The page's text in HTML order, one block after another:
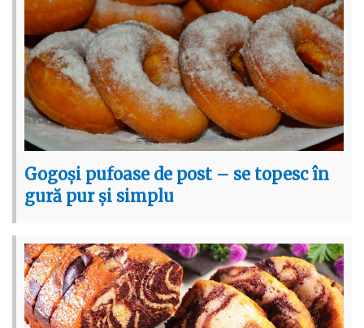
Gogoși pufoase de post – se topesc în
gură pur și simplu